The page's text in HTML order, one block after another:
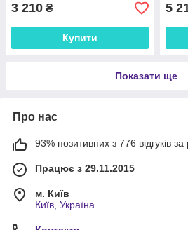
3 210 ₴
Купити
5
Показати ще
Про нас
93% позитивних з 776 відгуків за
Працює з 29.11.2015
м. Київ
Київ, Україна